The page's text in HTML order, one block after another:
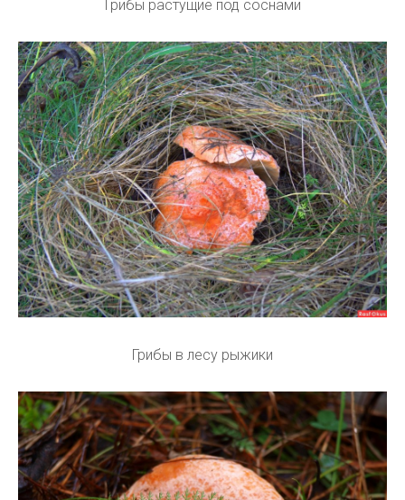
Грибы растущие под соснами
Грибы в лесу рыжики